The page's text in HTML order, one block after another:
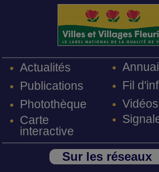
Actualités
Publications
Photothèque
Carte
interactive
Fil
Vidéos
Sur les réseaux